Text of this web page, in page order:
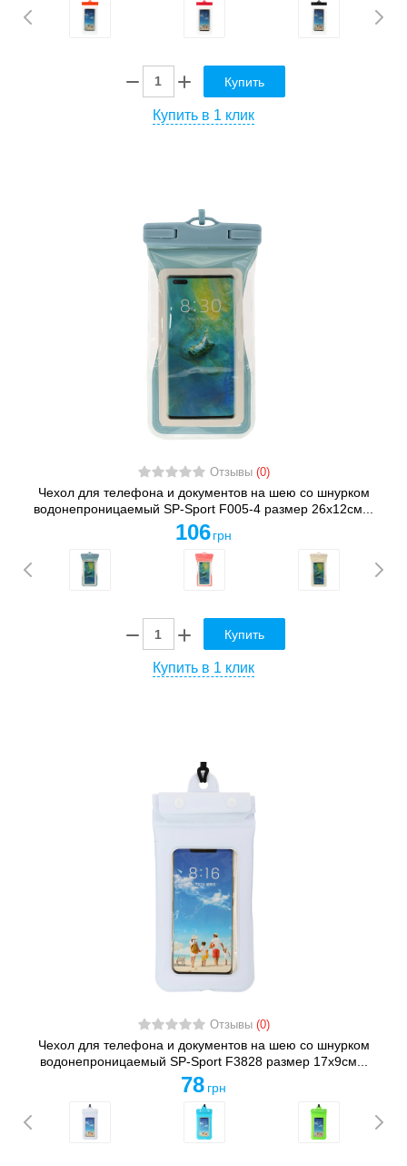
Купить
Купить в 1 клик
Отзывы (0)
Чехол для телефона и документов на шею со шнурком
водонепроницаемый SP-Sport F005-4 размер 26x12см...
106 грн
Купить
Купить в 1 клик
Отзывы (0)
Чехол для телефона и документов на шею со шнурком
водонепроницаемый SP-Sport F3828 размер 17x9см...
78 грн